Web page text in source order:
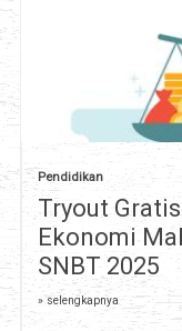
Pendidikan
Tryout
Ekonomi
SNBT 2025
» selengkapnya